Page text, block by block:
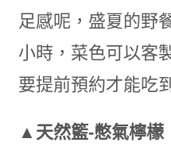
足感呢，盛夏的野
小時，菜色可以客
要提前預約才能吃
▲天然籃-憋氣檸檬